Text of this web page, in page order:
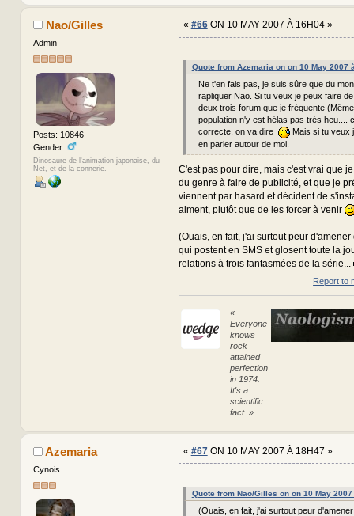
Nao/Gilles
Admin
Posts: 10846
Gender:
Dinosaure de l'animation japonaise, du
Net, et de la connerie.
« #66ON 10 MAY 2007 À 16H04 »
Quote from Azemaria on on 10 May 2007
Ne t'en fais pas, je suis sûre que du
rapliquer Nao. Si tu veux je peux faire
deux trois forum que je fréquente
population n'y est hélas pas trés heu....
correcte, on va dire
Mais si tu veux
en parler autour de moi.
C'est pas pour dire, mais c'est vrai que
du genre à faire de publicité, et que je
viennent par hasard et décident de
aiment, plutôt que de les forcer à venir
(Ouais, en fait, j'ai surtout peur
qui postent en SMS et glosent toute la
relations à trois fantasmées de la série...
Report to
«
Everyone
knows
rock
attained
perfection
in 1974.
It's a
scientific
fact. »
Azemaria
Cynois
« #67ON 10 MAY 2007 À 18H47 »
Quote from Nao/Gilles on on 10 May 2007
(Ouais, en fait, j'ai surtout peur